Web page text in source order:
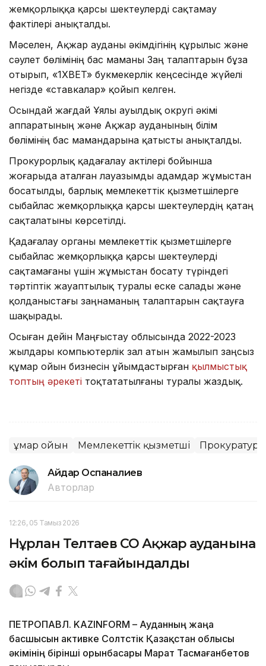
жемқорлыққа қарсы шектеулерді сақтамау
фактілері анықталды.
Мәселен, Ақжар ауданы әкімдігінің құрылыс және
сәулет бөлімінің бас маманы Заң талаптарын бұза
отырып, «1XBET» букмекерлік кеңсесінде жүйелі
негізде «ставкалар» қойып келген.
Осындай жағдай Ұялы ауылдық округі әкімі
аппаратының және Ақжар ауданының білім
бөлімінің бас мамандарына қатысты анықталды.
Прокурорлық қадағалау актілері бойынша
жоғарыда аталған лауазымды адамдар жұмыстан
босатылды, барлық мемлекеттік қызметшілерге
сыбайлас жемқорлыққа қарсы шектеулердің қатаң
сақталатыны көрсетілді.
Қадағалау органы мемлекеттік қызметшілерге
сыбайлас жемқорлыққа қарсы шектеулерді
сақтамағаны үшін жұмыстан босату түріндегі
тәртіптік жауаптылық туралы еске салады және
қолданыстағы заңнаманың талаптарын сақтауға
шақырады.
Осыған дейін Маңғыстау облысында 2022-2023
жылдары компьютерлік зал атын жамылып заңсыз
құмар ойын бизнесін ұйымдастырған қылмыстық
топтың әрекеті тоқтататылғаны туралы жаздық.
Құмар ойын Мемлекеттік қызметші Прокуратура
Айдар Оспаналиев
Авторлар
12:26, 05 Тамыз 2026
Нұрлан Телтаев СҚО Ақжар ауданына
әкім болып тағайындалды
ПЕТРОПАВЛ. KAZINFORM – Ауданның жаңа
басшысын активке Солтүстік Қазақстан облысы
әкімінің бірінші орынбасары Марат Тасмағанбетов